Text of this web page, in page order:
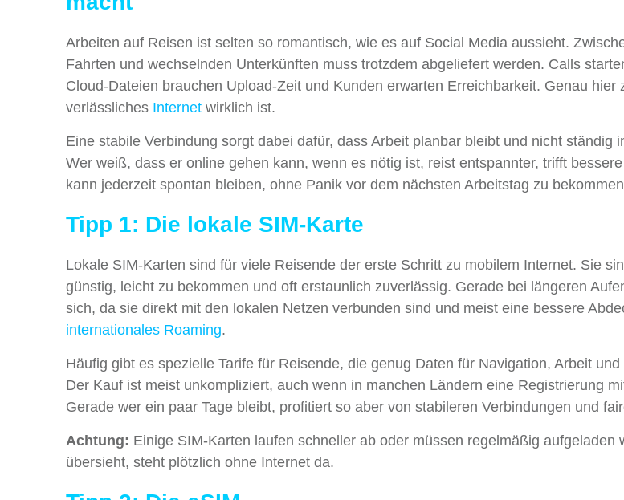
Arbeiten auf Reisen ist selten so romantisch, wie es auf Social Media aussieht.
Fahrten und wechselnden Unterkünften muss trotzdem abgeliefert werden. Calls
Cloud-Dateien brauchen Upload-Zeit und Kunden erwarten Erreichbarkeit. Genau hier
verlässliches Internet wirklich ist.
Eine stabile Verbindung sorgt dabei dafür, dass Arbeit planbar bleibt und nicht ständig
Wer weiß, dass er online gehen kann, wenn es nötig ist, reist entspannter, trifft
kann jederzeit spontan bleiben, ohne Panik vor dem nächsten Arbeitstag zu
Tipp 1: Die lokale SIM-Karte
Lokale SIM-Karten sind für viele Reisende der erste Schritt zu mobilem Internet. Sie
günstig, leicht zu bekommen und oft erstaunlich zuverlässig. Gerade bei längeren
sich, da sie direkt mit den lokalen Netzen verbunden sind und meist eine bessere
internationales Roaming.
Häufig gibt es spezielle Tarife für Reisende, die genug Daten für Navigation, Arbeit
Der Kauf ist meist unkompliziert, auch wenn in manchen Ländern eine Registrierung
Gerade wer ein paar Tage bleibt, profitiert so aber von stabileren Verbindungen und
Achtung: Einige SIM-Karten laufen schneller ab oder müssen regelmäßig aufgeladen
übersieht, steht plötzlich ohne Internet da.